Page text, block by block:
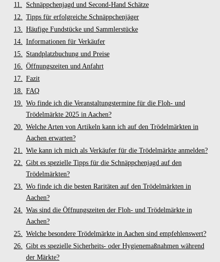
Schnäppchenjagd und Second-Hand Schätze
Tipps für erfolgreiche Schnäppchenjäger
Häufige Fundstücke und Sammlerstücke
Informationen für Verkäufer
Standplatzbuchung und Preise
Öffnungszeiten und Anfahrt
Fazit
FAQ
Wo finde ich die Veranstaltungstermine für die Floh- und
Trödelmärkte 2025 in Aachen?
Welche Arten von Artikeln kann ich auf den Trödelmärkten in
Aachen erwarten?
Wie kann ich mich als Verkäufer für die Trödelmärkte anmelden?
Gibt es spezielle Tipps für die Schnäppchenjagd auf den
Trödelmärkten?
Wo finde ich die besten Raritäten auf den Trödelmärkten in
Aachen?
Was sind die Öffnungszeiten der Floh- und Trödelmärkte in
Aachen?
Welche besondere Trödelmärkte in Aachen sind empfehlenswert?
Gibt es spezielle Sicherheits- oder Hygienemaßnahmen während
der Märkte?